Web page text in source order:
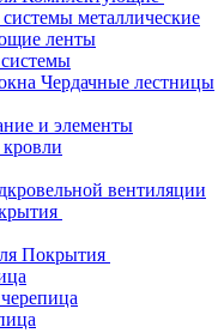
металлические
ленты
Чердачные лестницы
и элементы
кровли
вентиляции
Покрытия